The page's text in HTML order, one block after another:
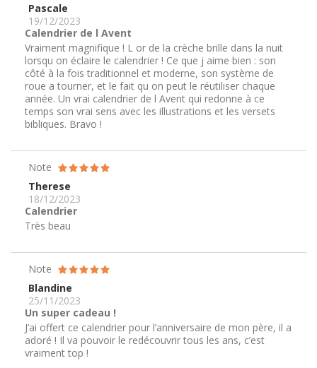
Pascale
19/12/2023
Calendrier de l Avent
Vraiment magnifique ! L or de la crèche brille dans la nuit
lorsqu on éclaire le calendrier ! Ce que j aime bien : son
côté à la fois traditionnel et moderne, son système de
roue a tourner, et le fait qu on peut le réutiliser chaque
année. Un vrai calendrier de l Avent qui redonne à ce
temps son vrai sens avec les illustrations et les versets
bibliques. Bravo !
Note
Therese
18/12/2023
Calendrier
Très beau
Note
Blandine
25/11/2023
Un super cadeau !
J’ai offert ce calendrier pour l’anniversaire de mon père, il a
adoré ! Il va pouvoir le redécouvrir tous les ans, c’est
vraiment top !